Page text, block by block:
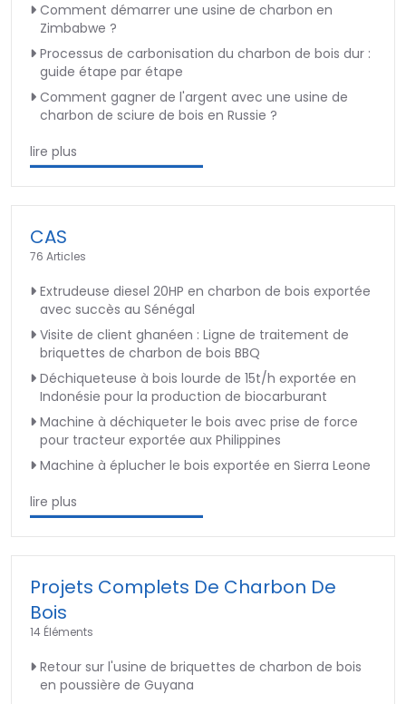
Comment démarrer une usine de charbon en
Zimbabwe ?
Processus de carbonisation du charbon de bois dur :
guide étape par étape
Comment gagner de l'argent avec une usine de
charbon de sciure de bois en Russie ?
lire plus
CAS
76 Articles
Extrudeuse diesel 20HP en charbon de bois exportée
avec succès au Sénégal
Visite de client ghanéen : Ligne de traitement de
briquettes de charbon de bois BBQ
Déchiqueteuse à bois lourde de 15t/h exportée en
Indonésie pour la production de biocarburant
Machine à déchiqueter le bois avec prise de force
pour tracteur exportée aux Philippines
Machine à éplucher le bois exportée en Sierra Leone
lire plus
Projets Complets De Charbon De
Bois
14 Éléments
Retour sur l'usine de briquettes de charbon de bois
en poussière de Guyana